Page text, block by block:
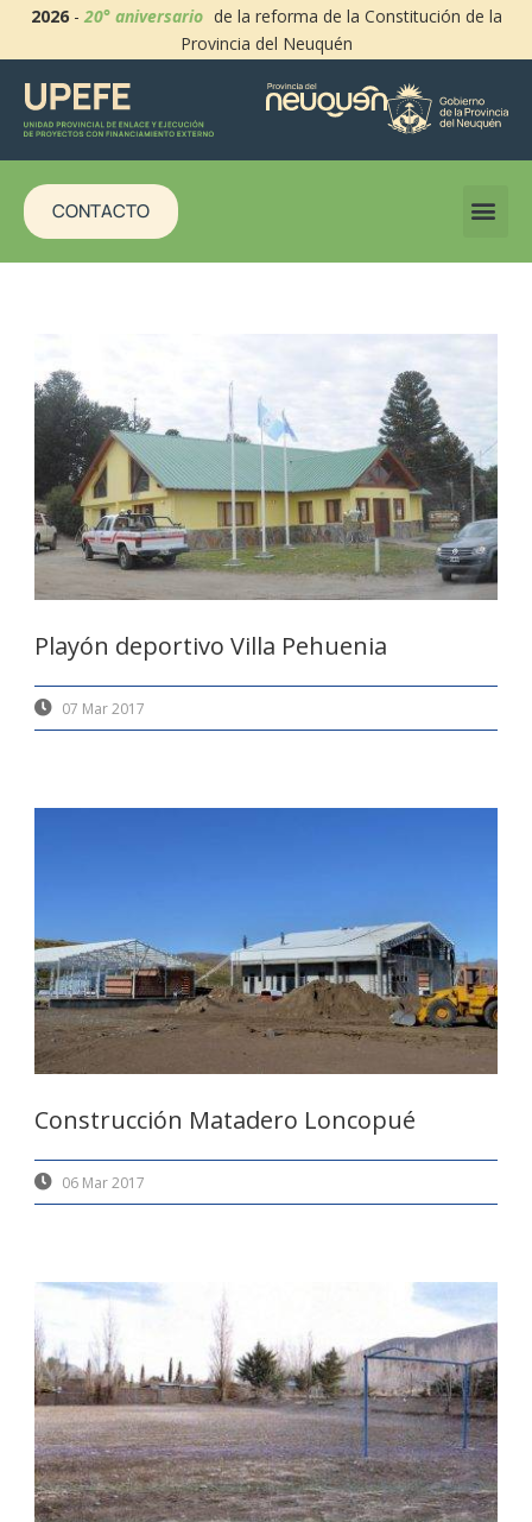
2026-20° aniversario de la reforma de la Constitución de la
Provincia del Neuquén
CONTACTO
Playón deportivo Villa Pehuenia
07 Mar 2017
Construcción Matadero Loncopué
06 Mar 2017